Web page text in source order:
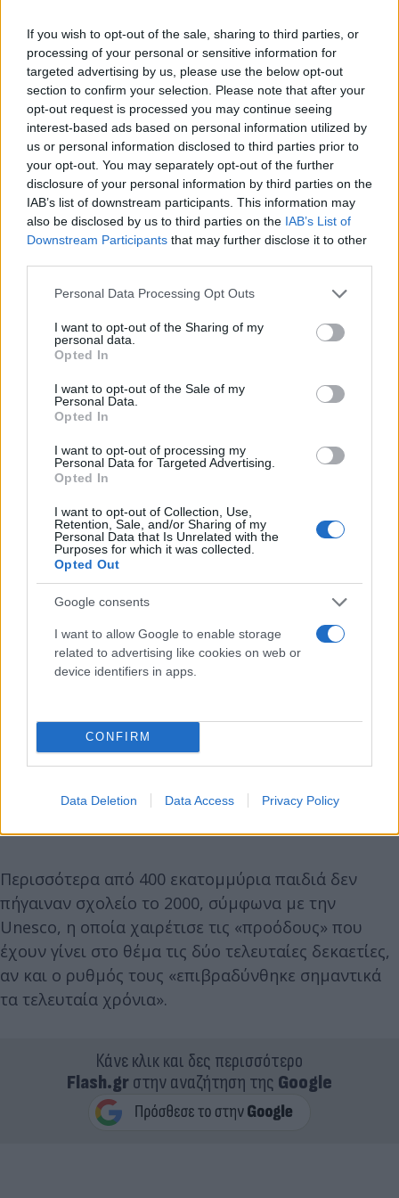
If you wish to opt-out of the sale, sharing to third parties, or
processing of your personal or sensitive information for
targeted advertising by us, please use the below opt-out
section to confirm your selection. Please note that after your
opt-out request is processed you may continue seeing
interest-based ads based on personal information utilized by
us or personal information disclosed to third parties prior to
your opt-out. You may separately opt-out of the further
disclosure of your personal information by third parties on the
IAB’s list of downstream participants. This information may
also be disclosed by us to third parties on the IAB’s List of
Downstream Participants that may further disclose it to other
Please note that this website/app uses one or more Google
not limited to your visit or usage behaviour. You may click to
grant or deny consent to Google and its third-party tags to
use your data for below specified purposes in below Google
consent section.
Personal Data Processing Opt Outs
I want to opt-out of the Sharing of my
personal data.
Opted In
I want to opt-out of the Sale of my
Personal Data.
Opted In
I want to opt-out of processing my
Personal Data for Targeted Advertising.
Opted In
I want to opt-out of Collection, Use,
Retention, Sale, and/or Sharing of my
Personal Data that Is Unrelated with the
Purposes for which it was collected.
Opted Out
Google consents
I want to allow Google to enable storage
related to advertising like cookies on web or
device identifiers in apps.
CONFIRM
Data Deletion Data Access Privacy Policy
Δημοκρατία του Κονγκό (5,9 εκ. ) και την Κένυα (1,8
εκ. ), σύμφωνα με την Unesco.
Αν και περισσότερα κορίτσια σε σχέση με αγόρια
δεν πήγαιναν σχολείο το 2000 (+2.5% στην
πρωτοβάθμια εκπαίδευση και +3.9% στη
δευτεροβάθμια), η διαφορά μεταξύ των δύο φύλων
«εκμηδενίστηκε», παρατήρησε η υπηρεσία του
ΟΗΕ, αν και «παραμένουν περιφερειακές
διαφορές».
Περισσότερα από 400 εκατομμύρια παιδιά δεν
πήγαιναν σχολείο το 2000, σύμφωνα με την
Unesco, η οποία χαιρέτισε τις «προόδους» που
έχουν γίνει στο θέμα τις δύο τελευταίες δεκαετίες,
αν και ο ρυθμός τους «επιβραδύνθηκε σημαντικά
τα τελευταία χρόνια».
Κάνε κλικ και δες περισσότερο
Flash.grστην αναζήτηση της Google